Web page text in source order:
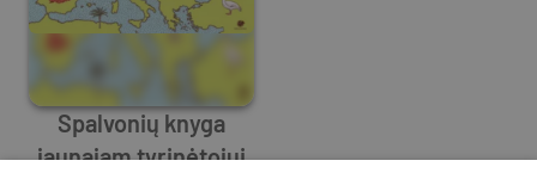
Spalvonių knyga
jaunajam tyrinėtojui